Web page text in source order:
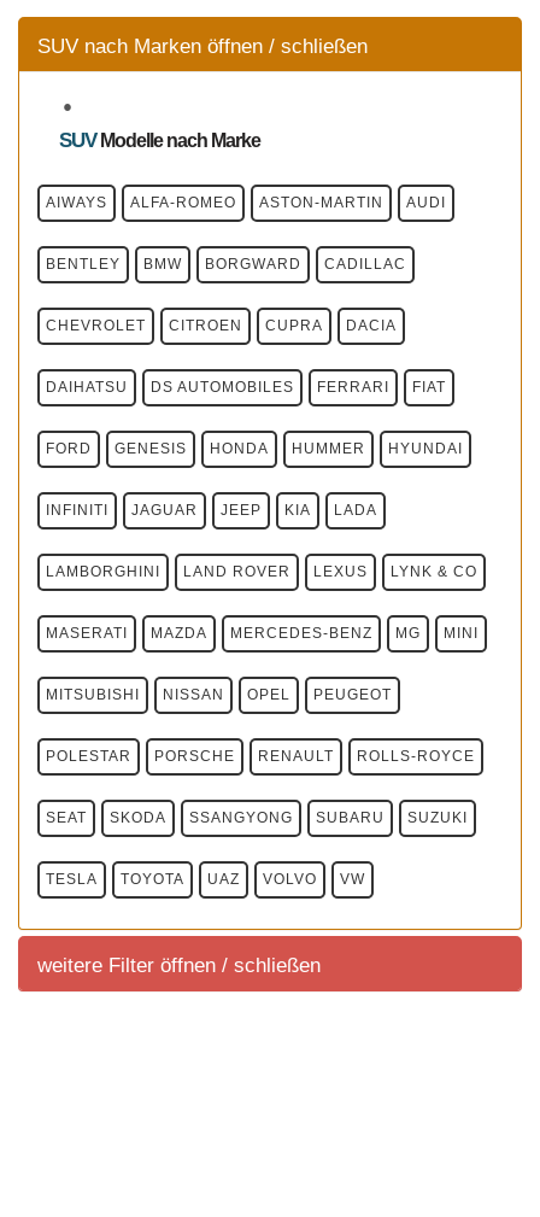
SUV nach Marken öffnen / schließen
SUVModellenach Marke
AIWAYS ALFA-ROMEO ASTON-MARTIN AUDI
BENTLEY BMW BORGWARD CADILLAC
CHEVROLET CITROEN CUPRA DACIA
DAIHATSU DS AUTOMOBILES FERRARI FIAT
FORD GENESIS HONDA HUMMER HYUNDAI
INFINITI JAGUAR JEEP KIA LADA
LAMBORGHINI LAND ROVER LEXUS LYNK & CO
MASERATI MAZDA MERCEDES-BENZ MG MINI
MITSUBISHI NISSAN OPEL PEUGEOT
POLESTAR PORSCHE RENAULT ROLLS-ROYCE
SEAT SKODA SSANGYONG SUBARU SUZUKI
TESLA TOYOTA UAZ VOLVO VW
weitere Filter öffnen / schließen